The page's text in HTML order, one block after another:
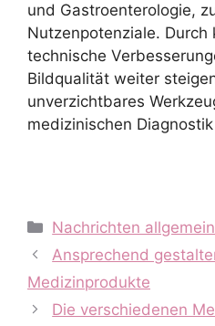
und Gastroenterologie,
Nutzenpotenziale. Durch
technische
Bildqualität weiter
unverzichtbares
medizinischen
Kategorien
Nachrichten allgemein
Ansprechend
Medizinprodukte
Die verschiedenen